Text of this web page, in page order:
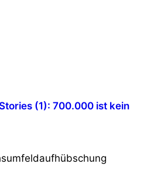
(1): 700.000 ist kein